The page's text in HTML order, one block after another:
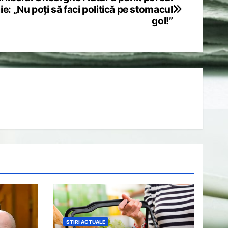
„Nu poți să faci politică pe stomacul
gol!”
STIRI ACTUALE